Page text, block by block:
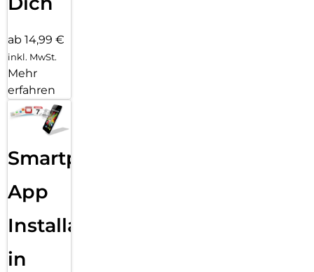
ab 14,99 €
inkl. MwSt.
Mehr
erfahren
Smartphone
App
Installation
in